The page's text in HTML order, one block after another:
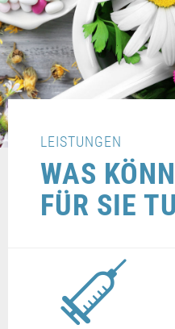
LEISTUNGEN
WAS
FÜR SIE